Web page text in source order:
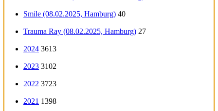
Smile (08.02.2025, Hamburg) 40
Trauma Ray (08.02.2025, Hamburg) 27
2024 3613
2023 3102
2022 3723
2021 1398